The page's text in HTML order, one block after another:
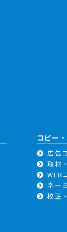
コピー
広告
取材
WEB
ネー
校正